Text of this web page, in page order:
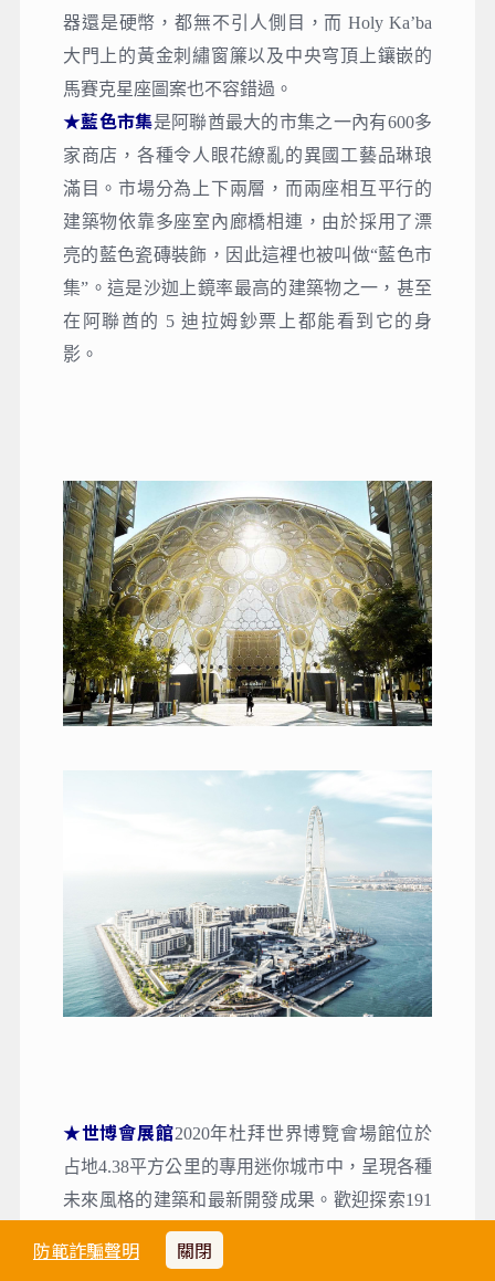
防範詐騙聲明 關閉
器還是硬幣，都無不引人側目，而 Holy Ka’ba
大門上的黃金刺繡窗簾以及中央穹頂上鑲嵌的
馬賽克星座圖案也不容錯過。
★藍色市集是阿聯酋最大的市集之一內有600多
家商店，各種令人眼花繚亂的異國工藝品琳琅
滿目。市場分為上下兩層，而兩座相互平行的
建築物依靠多座室內廊橋相連，由於採用了漂
亮的藍色瓷磚裝飾，因此這裡也被叫做“藍色市
集”。這是沙迦上鏡率最高的建築物之一，甚至
在阿聯酋的 5 迪拉姆鈔票上都能看到它的身
影。